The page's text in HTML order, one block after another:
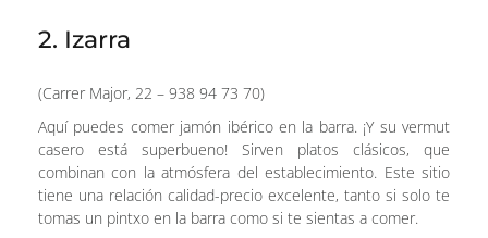
2. Izarra
(Carrer Major, 22 – 938 94 73 70)
Aquí puedes comer jamón ibérico en la barra. ¡Y su vermut
casero está superbueno! Sirven platos clásicos, que
combinan con la atmósfera del establecimiento. Este sitio
tiene una relación calidad-precio excelente, tanto si solo te
tomas un pintxo en la barra como si te sientas a comer.